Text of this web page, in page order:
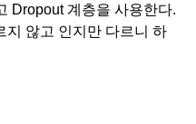
Dropout 계층을 사용한다.
지 않고 인지만 다르니 하